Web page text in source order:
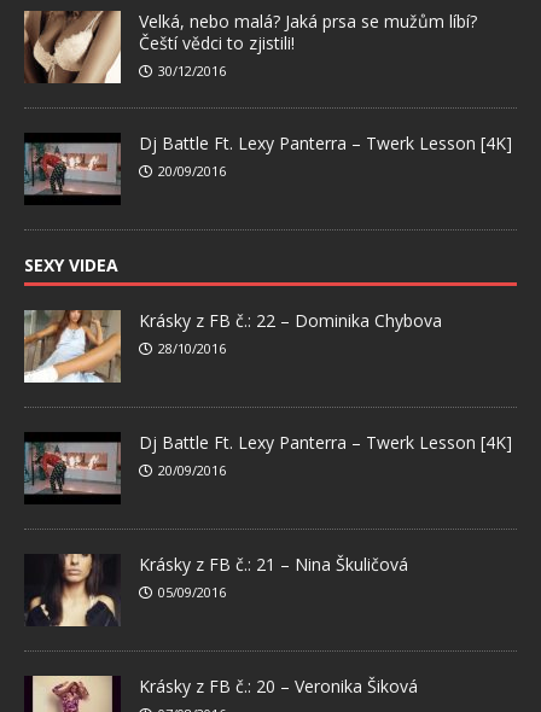
Velká, nebo malá? Jaká prsa se mužům líbí?
Čeští vědci to zjistili!
30/12/2016
Dj Battle Ft. Lexy Panterra – Twerk Lesson [4K]
20/09/2016
SEXY VIDEA
Krásky z FB č.: 22 – Dominika Chybova
28/10/2016
Dj Battle Ft. Lexy Panterra – Twerk Lesson [4K]
20/09/2016
Krásky z FB č.: 21 – Nina Škuličová
05/09/2016
Krásky z FB č.: 20 – Veronika Šiková